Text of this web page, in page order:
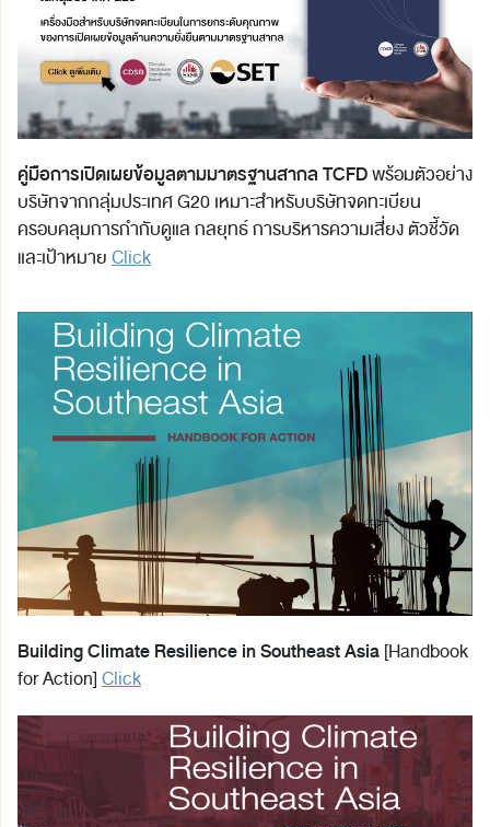
คู่มือการเปิดเผยข้อมูลตามมาตรฐานสากล TCFDพร้อมตัวอย่าง
บริษัทจากกลุ่มประเทศ G20 เหมาะสำหรับบริษัทจดทะเบียน
ครอบคลุมการกำกับดูแล กลยุทธ์ การบริหารความเสี่ยง ตัวชี้วัด
และเป้าหมายClick
Building Climate Resilience in Southeast Asia[Handbook
for Action]Click